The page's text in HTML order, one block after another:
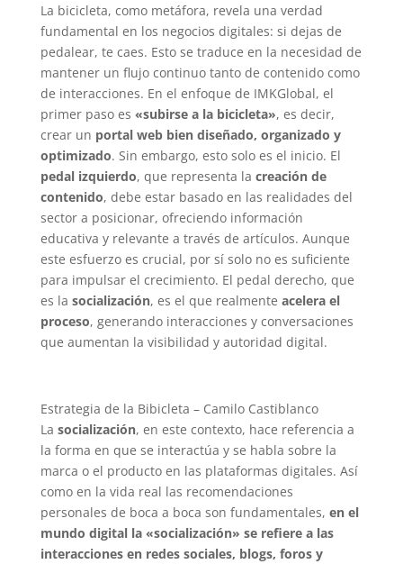
La bicicleta, como metáfora, revela una verdad
fundamental en los negocios digitales: si dejas de
pedalear, te caes. Esto se traduce en la necesidad de
mantener un flujo continuo tanto de contenido como
de interacciones. En el enfoque de IMKGlobal, el
primer paso es «subirse a la bicicleta», es decir,
crear un portal web bien diseñado, organizado y
optimizado. Sin embargo, esto solo es el inicio. El
pedal izquierdo, que representa la creación de
contenido, debe estar basado en las realidades del
sector a posicionar, ofreciendo información
educativa y relevante a través de artículos. Aunque
este esfuerzo es crucial, por sí solo no es suficiente
para impulsar el crecimiento. El pedal derecho, que
es la socialización, es el que realmente acelera el
proceso, generando interacciones y conversaciones
que aumentan la visibilidad y autoridad digital.
Estrategia de la Bibicleta – Camilo Castiblanco
La socialización, en este contexto, hace referencia a
la forma en que se interactúa y se habla sobre la
marca o el producto en las plataformas digitales. Así
como en la vida real las recomendaciones
personales de boca a boca son fundamentales, en el
mundo digital la «socialización» se refiere a las
interacciones en redes sociales, blogs, foros y